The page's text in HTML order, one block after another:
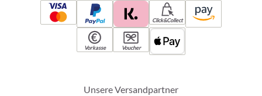
Click&Collect
Vorkasse Voucher
Unsere Versandpartner